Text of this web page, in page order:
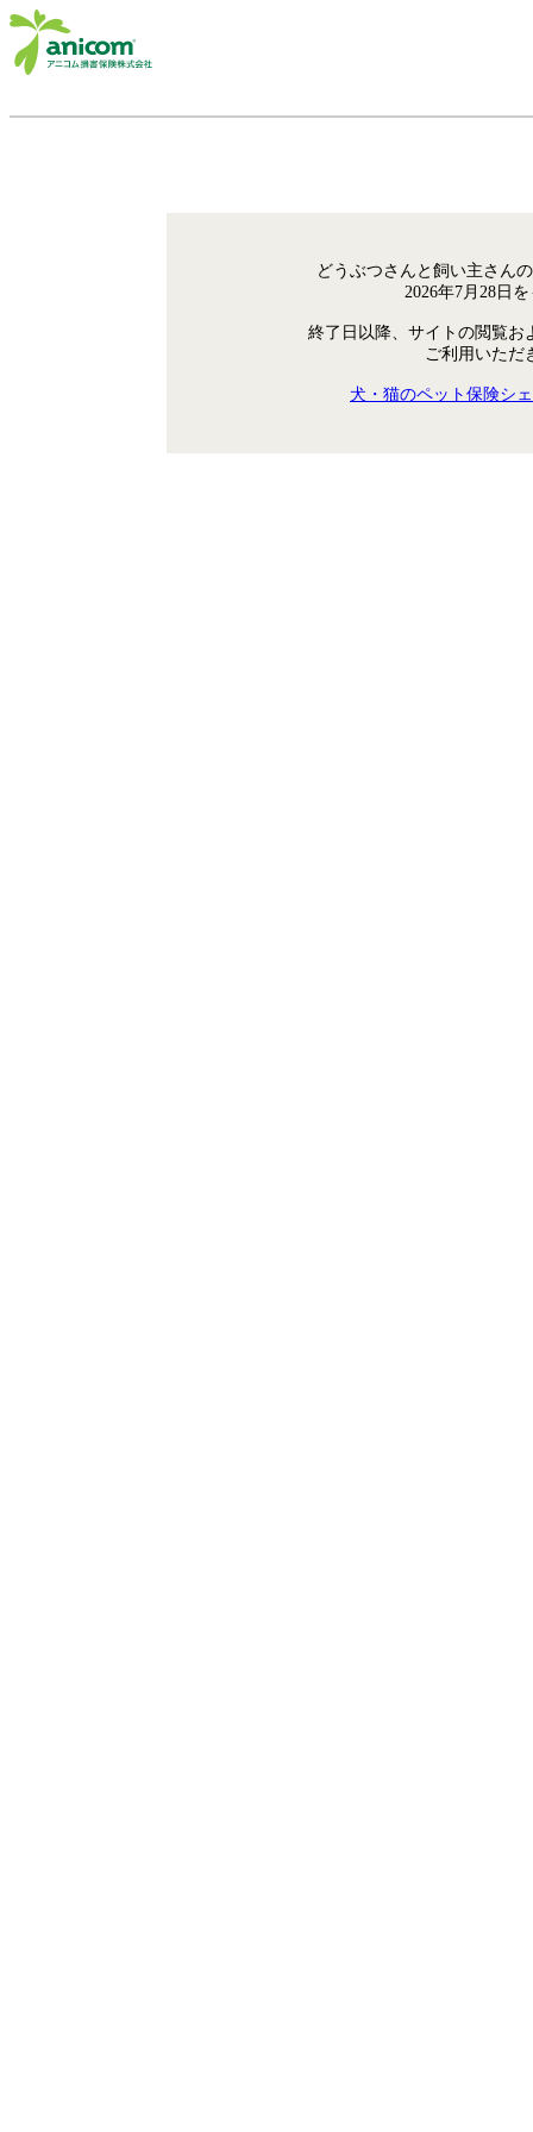
どうぶつさんと飼い主さん
2026年7月28日
終了日以降、サイトの閲覧お
ご利用いただ
犬・猫のペット保険シ